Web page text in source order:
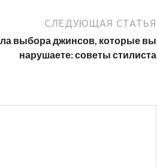
СЛЕДУЮЩАЯ СТАТЬЯ
выбора джинсов, которые вы
нарушаете: советы стилиста